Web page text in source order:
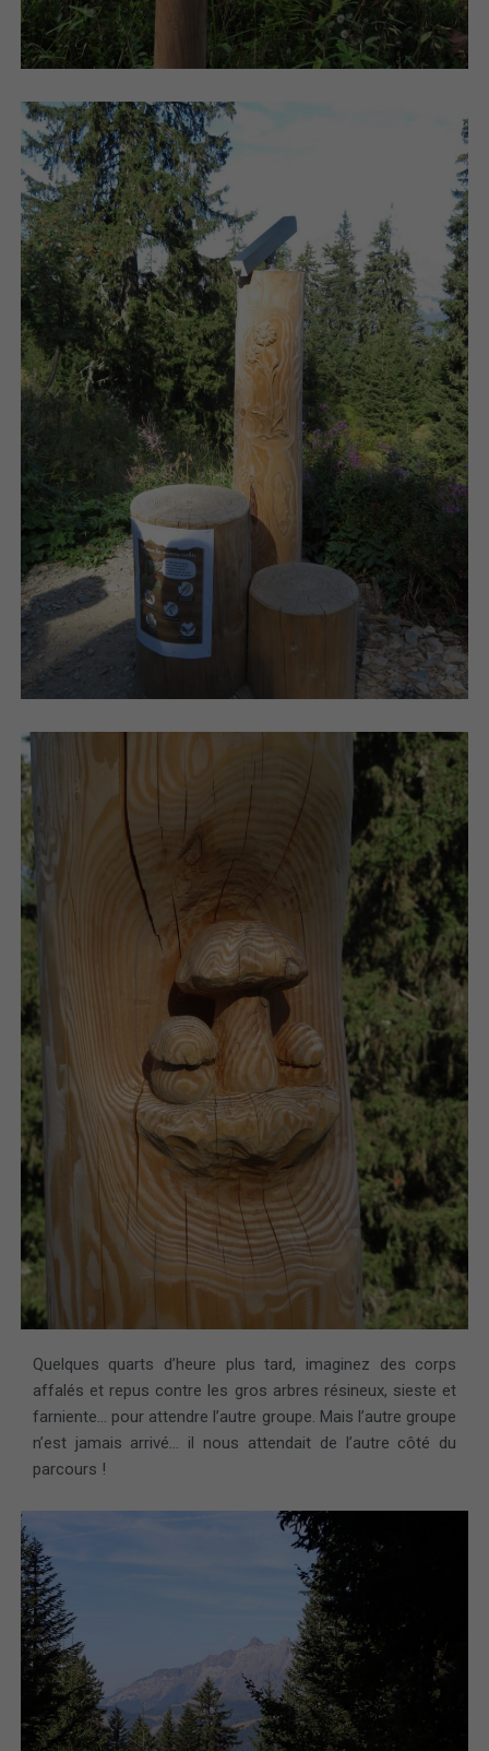
Quelques quarts d’heure plus tard, imaginez des corps
affalés et repus contre les gros arbres résineux, sieste et
farniente… pour attendre l’autre groupe. Mais l’autre groupe
n’est jamais arrivé… il nous attendait de l’autre côté du
parcours !